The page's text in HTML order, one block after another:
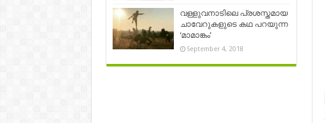
വള്ളുവനാടിലെ പ്രശസ്തമായ
ചാവേറുകളുടെ കഥ പറയുന്ന
‘മാമാങ്കം’
September 4, 2018